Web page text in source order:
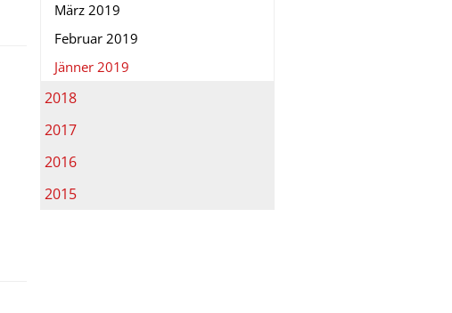
März 2019
Februar 2019
Jänner 2019
2018
2017
2016
2015